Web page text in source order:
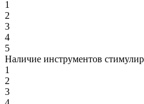
1
2
3
4
5
Наличие инструментов
1
2
3